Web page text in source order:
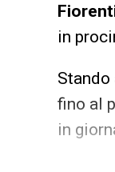
in
fino al
in